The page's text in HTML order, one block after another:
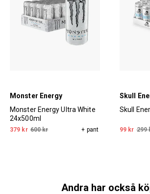
Monster Energy
Monster Energy Ultra White
24x500ml
379 kr 600 kr + pant
Skull
Skull
99 kr 299
Andra har också